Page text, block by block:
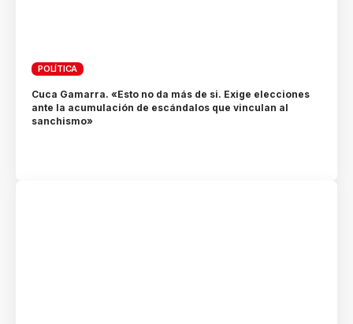
POLÍTICA
Cuca Gamarra. «Esto no da más de si. Exige elecciones
ante la acumulación de escándalos que vinculan al
sanchismo»